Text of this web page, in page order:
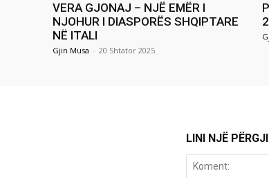
VERA GJONAJ – NJË EMËR I
NJOHUR I DIASPORËS SHQIPTARE
NË ITALI
Gjin Musa - 20 Shtator 2025
LINI NJË